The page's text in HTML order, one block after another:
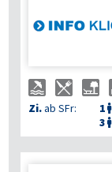
Zi.ab SFr: 1 
3 